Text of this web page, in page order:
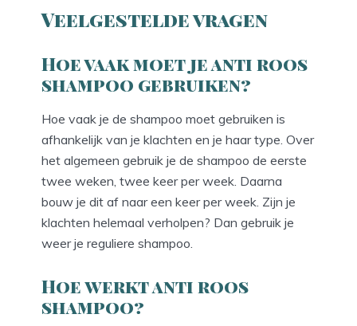
Veelgestelde vragen
Hoe vaak moet je anti roos
shampoo gebruiken?
Hoe vaak je de shampoo moet gebruiken is
afhankelijk van je klachten en je haar type. Over
het algemeen gebruik je de shampoo de eerste
twee weken, twee keer per week. Daarna
bouw je dit af naar een keer per week. Zijn je
klachten helemaal verholpen? Dan gebruik je
weer je reguliere shampoo.
Hoe werkt anti roos
shampoo?